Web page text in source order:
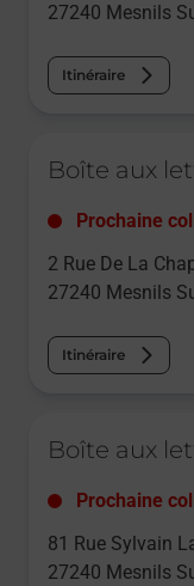
27240 Mesnils
Itinéraire
Boîte aux
Prochaine
2 Rue De La
27240 Mesnils
Itinéraire
Boîte aux
Prochaine
81 Rue Sylvain
27240 Mesnils